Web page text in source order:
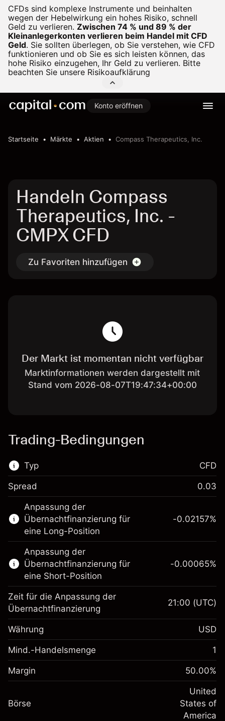
CFDs sind komplexe Instrumente und beinhalten
wegen der Hebelwirkung ein hohes Risiko, schnell
Geld zu verlieren. Zwischen 74 % und 89 % der
Kleinanlegerkonten verlieren beim Handel mit CFD
Geld. Sie sollten überlegen, ob Sie verstehen, wie CFD
funktionieren und ob Sie es sich leisten können, das
hohe Risiko einzugehen, Ihr Geld zu verlieren. Bitte
beachten Sie unsere Risikoaufklärung
Konto eröffnen
Startseite Märkte Aktien Compass Therapeutics, Inc.
Handeln Compass
Therapeutics, Inc. -
CMPX CFD
Zu Favoriten hinzufügen
Der Markt ist momentan nicht verfügbar
Marktinformationen werden dargestellt mit
Stand vom 2026-08-07T19:47:34+00:00
Trading-Bedingungen
Typ
Dieser Finanzmarkt steht für das CFD-
Trading zur Verfügung.
Erfahren Sie mehr über:
CFDs
CFD
Spread 0.03
Anpassung der
Übernachtfinanzierung für
eine Long-Position
Margin. Ihre Investition
$1,000.00
Anpassung der
Übernachtfinanzierung
fremdfinanzierten
(-$0.43)
~$2,000.00
-0.02157%
Anpassung der
Übernachtfinanzierung für
eine Short-Position
Margin. Ihre Investition
$1,000.00
Anpassung der
-0.000654
%
(-$0.01)
-0.00065%
Zeit für die Anpassung der
Übernachtfinanzierung
21:00 (UTC)
Währung USD
Mind.-Handelsmenge 1
Margin 50.00%
Börse
United
States of
America